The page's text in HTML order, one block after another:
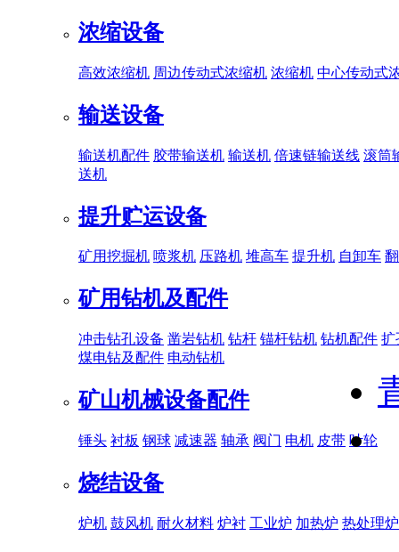
浓缩设备
高效浓缩机 周边传动式浓缩机 浓缩机 中心传动式
输送设备
输送机配件 胶带输送机 输送机 倍速链输送线 滚筒
送机
提升贮运设备
矿用挖掘机 喷浆机 压路机 堆高车 提升机 自卸车
矿用钻机及配件
冲击钻孔设备 凿岩钻机 钻杆 锚杆钻机 钻机配件 扩
煤电钻及配件 电动钻机
矿山机械设备配件
锤头 衬板 钢球 减速器 轴承 阀门 电机 皮带 叶轮
烧结设备
炉机 鼓风机 耐火材料 炉衬 工业炉 加热炉 热处理炉